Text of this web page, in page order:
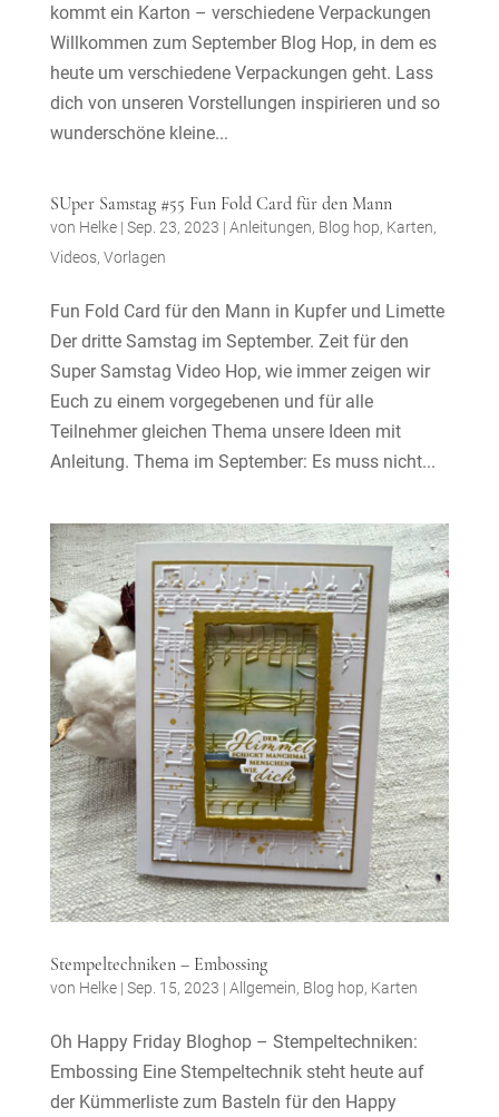
kommt ein Karton – verschiedene Verpackungen
Willkommen zum September Blog Hop, in dem es
heute um verschiedene Verpackungen geht. Lass
dich von unseren Vorstellungen inspirieren und so
wunderschöne kleine...
SUper Samstag #55 Fun Fold Card für den Mann
von Helke| Sep. 23, 2023 | Anleitungen, Blog hop, Karten,
Videos, Vorlagen
Fun Fold Card für den Mann in Kupfer und Limette
Der dritte Samstag im September. Zeit für den
Super Samstag Video Hop, wie immer zeigen wir
Euch zu einem vorgegebenen und für alle
Teilnehmer gleichen Thema unsere Ideen mit
Anleitung. Thema im September: Es muss nicht...
Stempeltechniken – Embossing
von Helke| Sep. 15, 2023 | Allgemein, Blog hop, Karten
Oh Happy Friday Bloghop – Stempeltechniken:
Embossing Eine Stempeltechnik steht heute auf
der Kümmerliste zum Basteln für den Happy